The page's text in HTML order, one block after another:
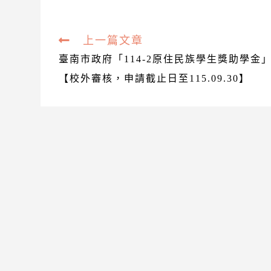
Read
articles
上一篇文章
臺南市政府「114-2原住民族學生獎助學金
【校外審核，申請截止日至115.09.30】